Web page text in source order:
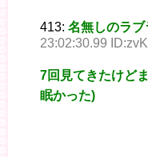
413: 名無しのラブ
23:02:30.99
7回見てきたけど
眠かった)